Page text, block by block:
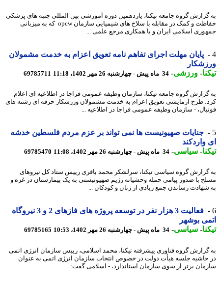
گروه جامعه تیکنا، یازدهمین دوره آموزشی بین المللی جنبه های پزشکی
حفاظت و کمک در مقابله با سلاح های شیمیایی سازمان opcw که به میزبانی
اسلامی ایران و با همکاری مرجع علمی ...
پایان مهلت اجرای تفاهم نامه تعویق اعزام به خدمت مشمولان
-ورزشی-34 ماه پیش - چهارشنبه 26 مهر 1402، 11:18 69785711
گروه جامعه تیکنا، سازمان وظیفه عمومی فراجا در اطلاعیه ای اعلام
طرح آزمایشی تعویق اعزام به خدمت مشمولان ورزشکار حرفه ای رشته های
- سازمان وظیفه عمومی فراجا در اطلاعیه ...
جنایات صهیونیست ها نمی تواند بر عزم مردم فلسطین خدشه
-سیاسی-34 ماه پیش - چهارشنبه 26 مهر 1402، 11:08 69785470
گروه سیاسی تیکنا، سرلشکر محمد باقری رییس ستاد کل نیروهای
با صدور پیامی حمله وحشیانه رژیم صهیونیستی به یک بیمارستان در غزه و
رساندن جمع زیادی از زنان و کودکان ...
فعالیت 3 هزار نفر در توسعه پروژه های فازهای 2 و 3 نیروگاه
بوشهر
-سیاسی-34 ماه پیش - چهارشنبه 26 مهر 1402، 10:53 69785165
گروه فناوری پیشرفته تیکنا، محمد اسلامی، رییس سازمان انرژی اتمی
جلسه هیأت دولت در خصوص انتخاب سازمان انرژی اتمی به عنوان
برتر از سوی سازمان استاندارد، - اسلامی گفت: